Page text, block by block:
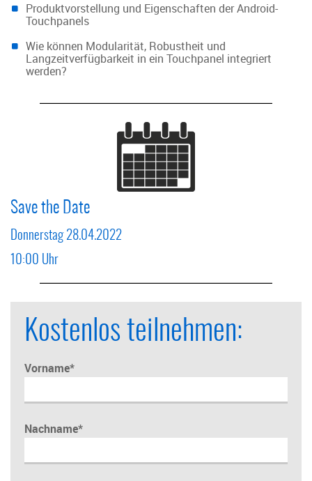
Produktvorstellung und Eigenschaften der Android-
Touchpanels
Wie können Modularität, Robustheit und
Langzeitverfügbarkeit in ein Touchpanel integriert
werden?
Save the Date
Donnerstag 28.04.2022
10:00 Uhr
Kostenlos teilnehmen:
Vorname*
Nachname*